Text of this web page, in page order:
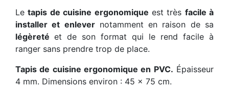
Letapis de cuisine ergonomique est très facile à
installer et enlevernotamment en raison de sa
légèreté et de son format qui le rend facile à
ranger sans prendre trop de place.
Tapis de cuisine ergonomique en PVC. Épaisseur
4 mm. Dimensions environ : 45 x 75 cm.